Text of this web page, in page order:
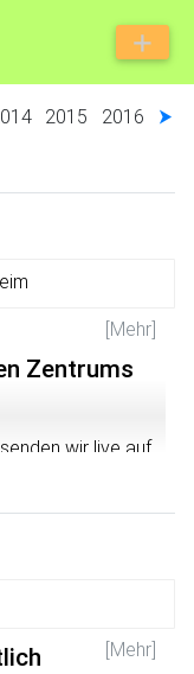
2015 2016 ⮞
[Mehr]
Zentrums
wir live auf
unter
[Mehr]